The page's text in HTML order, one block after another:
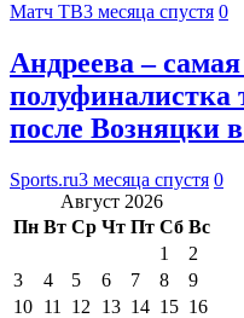
Матч ТВ3 месяца спустя 0
Андреева –
полуфиналистка
после Возняцки
Sports.ru3 месяца спустя 0
Август 2026
Пн Вт Ср Чт Пт Сб Вс
1
2
3
4 5 6 7 8
9
10 11 12 13 14 15 16